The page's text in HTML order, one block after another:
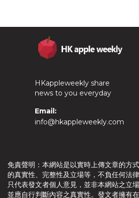
HKappleweekly share
news to you everyday
Email:
info@hkappleweekly.com
免責聲明：本網站是以實時上傳文章的方
的真實性、完整性及立場等，不負任何法
只代表發文者個人意見，並非本網站之立
並應自行判斷內容之真實性。發文者擁有